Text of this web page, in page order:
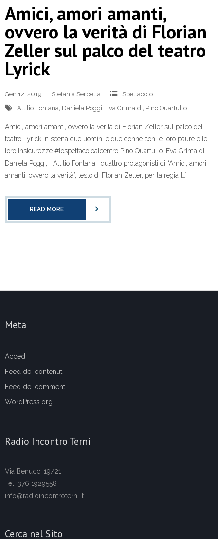
Amici, amori amanti,
ovvero la verità di Florian
Zeller sul palco del teatro
Lyrick
Gen 12, 2019 Stefania Serpetta
Spettacolo
Attilio Fontana Daniela Poggi Eva Grimaldi Pino Quartullo
Amici, amori amanti, ovvero la verità di Florian Zeller sul palco del
teatro Lyrick In scena due uomini e due donne con le loro paure e le
loro insicurezze #lospettacoloalcentro Pino Quartullo, Eva Grimaldi,
Daniela Poggi, Attilio Fontana I quattro protagonisti di “Amici, amori,
amanti, ovvero la verità”, testo di Florian Zeller, per la regia […]
READ MORE
Meta
Accedi
Feed dei contenuti
Feed dei commenti
WordPress.org
Radio Incontro Terni
Via Benucci 19/21
Tel. 376 1929558
info@radioincontroterni.it
Cerca nel Sito